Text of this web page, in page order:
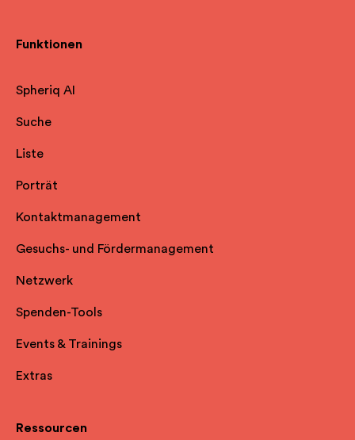
Funktionen
Spheriq AI
Suche
Liste
Porträt
Kontaktmanagement
Gesuchs- und Fördermanagement
Netzwerk
Spenden-Tools
Events & Trainings
Extras
Ressourcen